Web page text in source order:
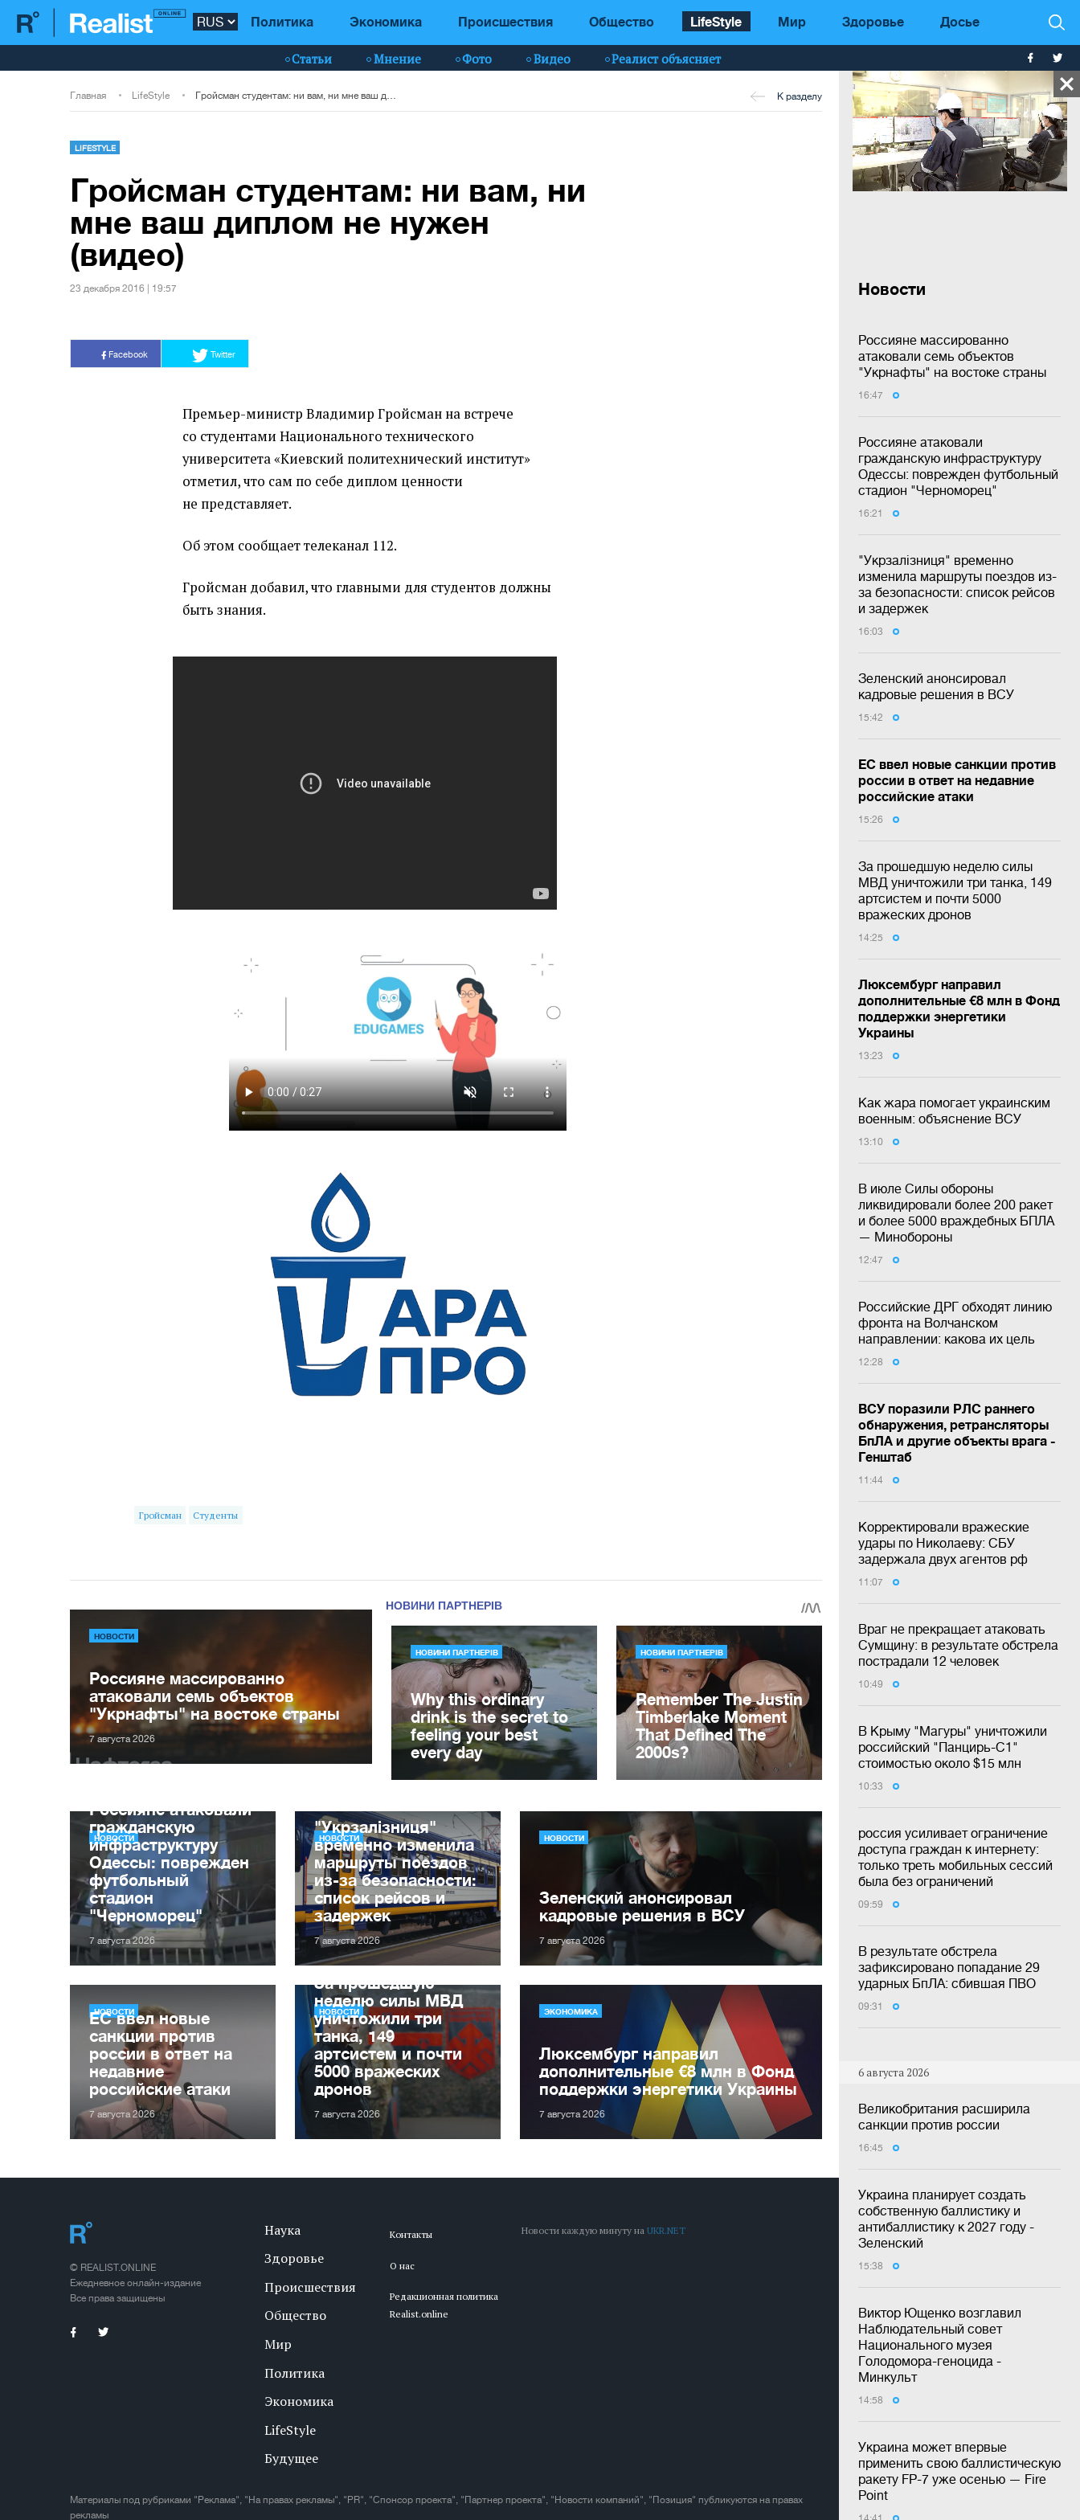
Политика Экономика Происшествия Общество LifeStyle Мир Здоровье Досье
Статьи Мнение Фото Видео Реалист объясняет
Новости
Россияне массированно
атаковали семь объектов
"Укрнафты" на востоке страны
16:47
Россияне атаковали
гражданскую инфраструктуру
Одессы: поврежден футбольный
стадион "Черноморец"
16:21
"Укрзалізниця" временно
изменила маршруты поездов из-
за безопасности: список рейсов
и задержек
16:03
Зеленский анонсировал
кадровые решения в ВСУ
15:42
ЕС ввел новые санкции против
россии в ответ на недавние
российские атаки
15:26
За прошедшую неделю силы
МВД уничтожили три танка, 149
артсистем и почти 5000
вражеских дронов
14:25
Люксембург направил
дополнительные €8 млн в Фонд
поддержки энергетики
Украины
13:23
Как жара помогает украинским
военным: объяснение ВСУ
13:10
В июле Силы обороны
ликвидировали более 200 ракет
и более 5000 враждебных БПЛА
— Минобороны
12:47
Российские ДРГ обходят линию
фронта на Волчанском
направлении: какова их цель
12:28
ВСУ поразили РЛС раннего
обнаружения, ретрансляторы
БпЛА и другие объекты врага -
Генштаб
11:44
Корректировали вражеские
удары по Николаеву: СБУ
задержала двух агентов рф
11:07
Враг не прекращает атаковать
Сумщину: в результате обстрела
пострадали 12 человек
10:49
В Крыму "Магуры" уничтожили
российский "Панцирь-С1"
стоимостью около $15 млн
10:33
россия усиливает ограничение
доступа граждан к интернету:
только треть мобильных сессий
была без ограничений
09:59
В результате обстрела
зафиксировано попадание 29
ударных БпЛА: сбившая ПВО
09:31
6 августа 2026
Великобритания расширила
санкции против россии
16:45
Украина планирует создать
собственную баллистику и
антибаллистику к 2027 году -
Зеленский
15:38
Виктор Ющенко возглавил
Наблюдательный совет
Национального музея
Голодомора-геноцида -
Минкульт
14:58
Украина может впервые
применить свою баллистическую
ракету FP-7 уже осенью — Fire
Point
Главная LifeStyle К разделу
LIFESTYLE
Гройсман студентам: ни вам, ни
мне ваш диплом не нужен
(видео)
23 декабря 2016 | 19:57
Facebook Twitter
Премьер-министр Владимир Гройсман на встрече
со студентами Национального технического
университета«Киевский политехнический институт»
отметил, что сам по себе диплом ценности
не представляет.
Об этом сообщает телеканал 112.
Гройсман добавил, что главными для студентов должны
быть знания.
Гройсман Студенты
НОВОСТИ
Россияне массированно
атаковали семь объектов
"Укрнафты" на востоке страны
7 августа 2026
НОВОСТИ
Россияне атаковали
гражданскую
инфраструктуру
Одессы: поврежден
футбольный
стадион
"Черноморец"
7 августа 2026
НОВОСТИ
"Укрзалізниця"
временно изменила
маршруты поездов
из-за безопасности:
список рейсов и
задержек
7 августа 2026
НОВОСТИ
Зеленский анонсировал
кадровые решения в ВСУ
7 августа 2026
НОВОСТИ
ЕС ввел новые
санкции против
россии в ответ на
недавние
российские атаки
7 августа 2026
НОВОСТИ
За прошедшую
неделю силы МВД
уничтожили три
танка, 149
артсистем и почти
5000 вражеских
дронов
7 августа 2026
ЭКОНОМИКА
Люксембург направил
дополнительные €8 млн в Фонд
поддержки энергетики Украины
7 августа 2026
© REALIST.ONLINE
Ежедневное онлайн-издание
Все права защищены
Наука
Здоровье
Происшествия
Общество
Мир
Политика
Экономика
LifeStyle
Будущее
Контакты
О нас
Редакционная политика
Realist.online
Новости каждую минуту наUKR.NET
Материалы под рубриками "Реклама", "На правах рекламы", "PR", "Спонсор проекта", "Партнер проекта", "Новости компаний", "Позиция" публикуются на правах
рекламы